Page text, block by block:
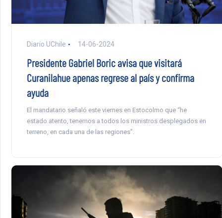
Diario UChile 14-06-2024
Presidente Gabriel Boric avisa que visitará
Curanilahue apenas regrese al país y confirma
ayuda
El mandatario señaló este viernes en Estocolmo que “he
estado atento, tenemos a todos los ministros desplegados en
terreno, en cada una de las regiones”.